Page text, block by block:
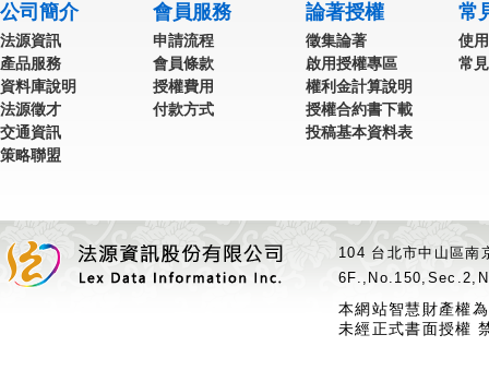
公司簡介
法源資訊
產品服務
資料庫說明
法源徵才
交通資訊
策略聯盟
會員服務
申請流程
會員條款
授權費用
付款方式
論著授權
徵集論著
啟用授權專區
權利金計算說明
授權合約書下載
投稿基本資料表
常
使
常
104 台北市中山區
本網站智慧財產權
未經正式書面授權